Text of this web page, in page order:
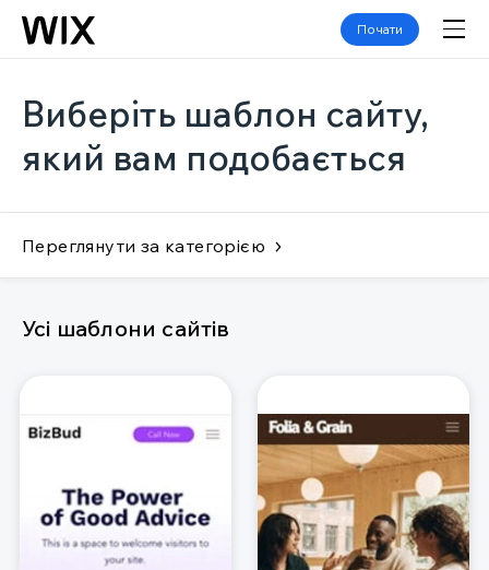
Почати
Виберіть шаблон сайту,
який вам подобається
Переглянути за категорією
Усі шаблони сайтів